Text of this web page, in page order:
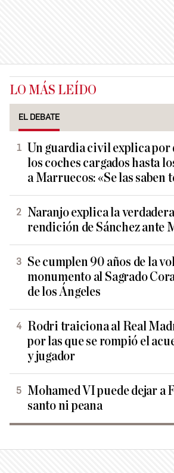
LO MÁS LEÍDO
EL DEBATE
Un guardia civil explica por
los coches cargados hasta
a Marruecos: «Se las saben
Naranjo explica la
rendición de Sánchez ante
Se cumplen 90 años de la
monumento al Sagrado
de los Ángeles
Rodri traiciona al Real
por las que se rompió el
y jugador
Mohamed VI puede dejar a
santo ni peana